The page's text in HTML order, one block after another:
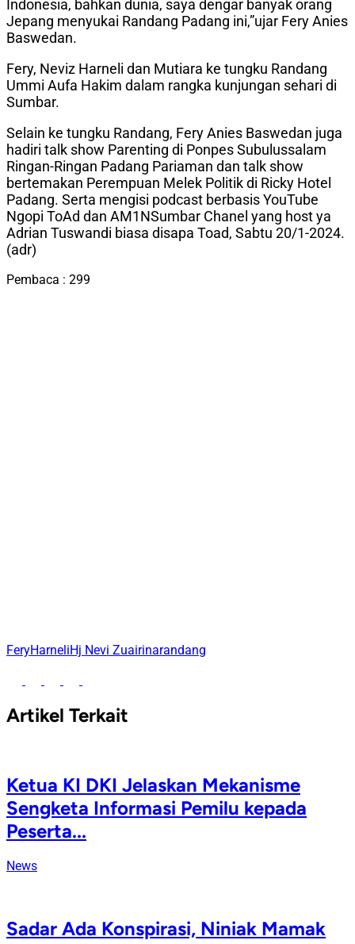
Indonesia, bahkan dunia, saya dengar banyak orang
Jepang menyukai Randang Padang ini,”ujar Fery Anies
Baswedan.
Fery, Neviz Harneli dan Mutiara ke tungku Randang
Ummi Aufa Hakim dalam rangka kunjungan sehari di
Sumbar.
Selain ke tungku Randang, Fery Anies Baswedan juga
hadiri talk show Parenting di Ponpes Subulussalam
Ringan-Ringan Padang Pariaman dan talk show
bertemakan Perempuan Melek Politik di Ricky Hotel
Padang. Serta mengisi podcast berbasis YouTube
Ngopi ToAd dan AM1NSumbar Chanel yang host ya
Adrian Tuswandi biasa disapa Toad, Sabtu 20/1-2024.
(adr)
Pembaca : 299
FeryHarneliHj Nevi Zuairinarandang
Artikel Terkait
Ketua KI DKI Jelaskan Mekanisme
Sengketa Informasi Pemilu kepada
Peserta...
News
Sadar Ada Konspirasi, Niniak Mamak